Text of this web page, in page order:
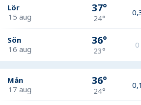
Lör
15 aug
37°
24°
Sön
16 aug
36°
23°
0
Mån
17 aug
36°
24°
0,1